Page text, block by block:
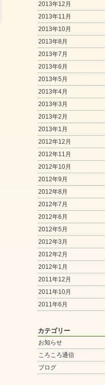
2013年12月
2013年11月
2013年10月
2013年8月
2013年7月
2013年6月
2013年5月
2013年4月
2013年3月
2013年2月
2013年1月
2012年12月
2012年11月
2012年10月
2012年9月
2012年8月
2012年7月
2012年6月
2012年5月
2012年3月
2012年2月
2012年1月
2011年12月
2011年10月
2011年6月
カテゴリー
お知らせ
ころころ通信
ブログ